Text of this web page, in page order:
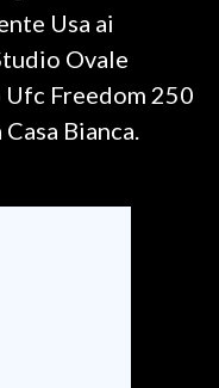
Usa ai
Ovale
Freedom 250
Bianca.